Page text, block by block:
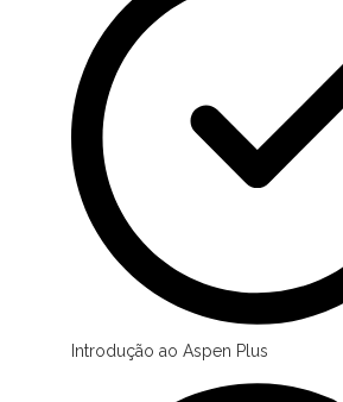
Introdução ao Aspen Plus